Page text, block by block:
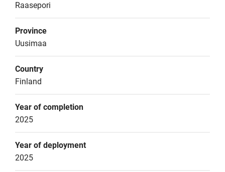
Raasepori
Province
Uusimaa
Country
Finland
Year of completion
2025
Year of deployment
2025